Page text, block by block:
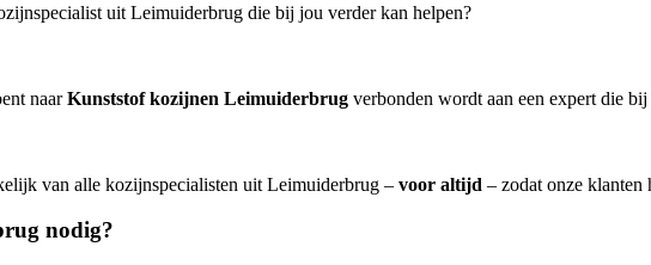
uit Leimuiderbrug die bij jou verder kan helpen?
naarKunststof kozijnen Leimuiderbrug verbonden wordt aan een expert die bij
van alle kozijnspecialisten uit Leimuiderbrug – voor altijd – zodat onze klanten
nodig?